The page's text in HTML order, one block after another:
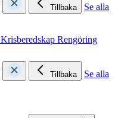
Tillbaka
Se alla
Krisberedskap Rengöring
Tillbaka
Se alla